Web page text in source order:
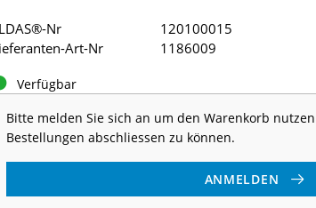
Verfügbar
Bitte melden Sie sich an um den Warenkorb
Bestellungen abschliessen zu können.
ANMELDEN
Nr
120100015
Art-Nr
1186009